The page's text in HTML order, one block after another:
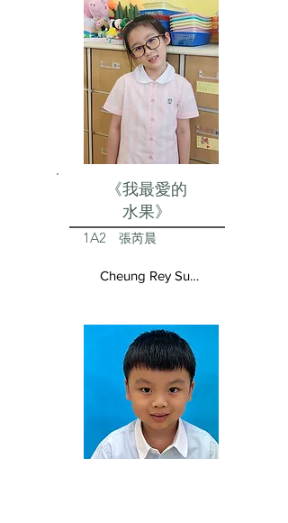
《我最愛的
水果》
1A2 張芮晨
Cheung Rey Sun Vivienne